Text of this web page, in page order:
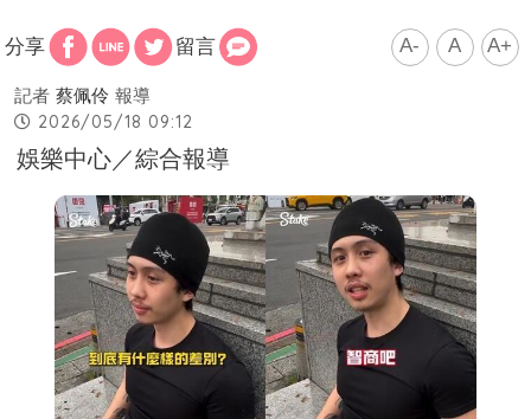
分享 留言 A- A A+
記者 蔡佩伶 報導
2026/05/18 09:12
娛樂中心／綜合報導